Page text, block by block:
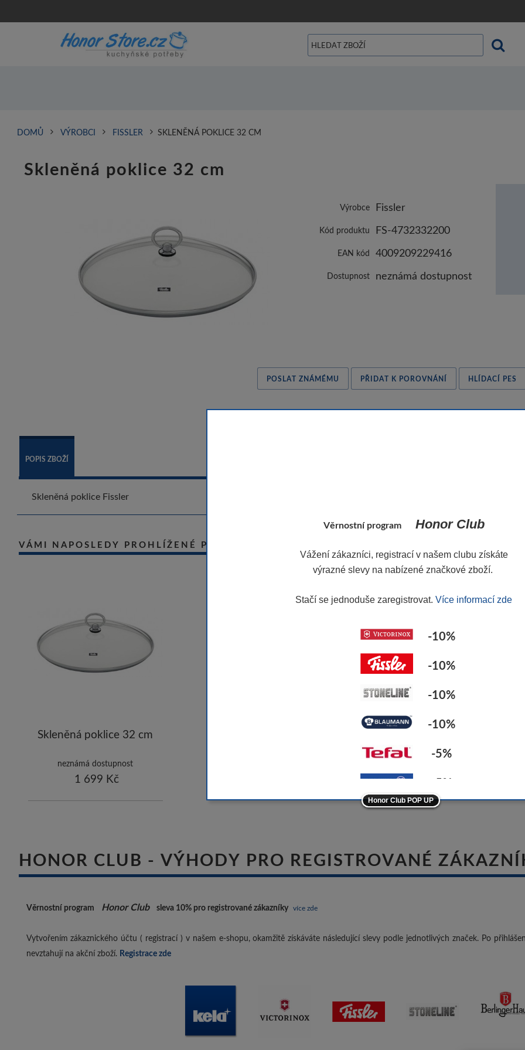
DOMŮ VÝROBCI FISSLER SKLENĚNÁ POKLICE 32 CM
Skleněná poklice 32 cm
Výrobce Fissler
Kód produktu FS-4732332200
EAN kód 4009209229416
Dostupnost neznámá dostupnost
POSLAT ZNÁMÉMU PŘIDAT K POROVNÁNÍ HLÍDACÍ PES
POPIS ZBOŽÍ
Skleněná poklice Fissler
VÁMI NAPOSLEDY PROHLÍŽENÉ PRODUKTY
Skleněná poklice 32 cm
neznámá dostupnost
1 699 Kč
HONOR CLUB - VÝHODY PRO REGISTROVANÉ
Věrnostní program Honor Club sleva 10% pro registrované zákazníky více zde
Vytvořením zákaznického účtu ( registrací ) v našem e-shopu, okamžitě získáváte následující slevy podle jednotlivých značek. Po
nevztahují na akční zboží. Registrace zde
Věrnostní programHonor Club
Vážení zákazníci, registrací v našem clubu získáte
výrazné slevy na nabízené značkové zboží.
Stačí se jednoduše zaregistrovat. Více informací zde
-10%
-10%
-10%
-10%
-5%
-5%
ostatní značky -10%
Honor Club POP UP